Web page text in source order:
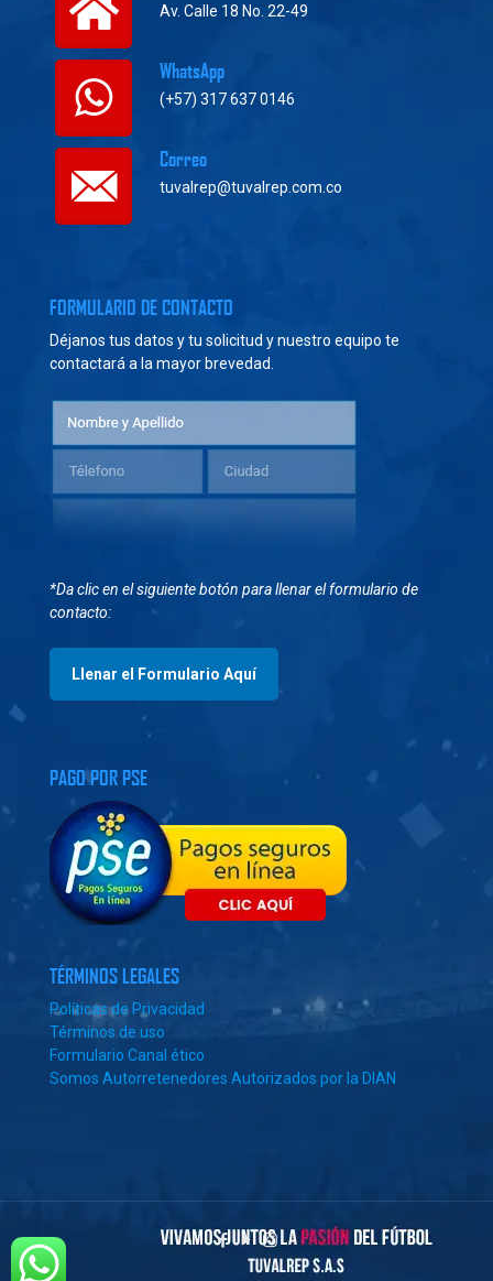
Av. Calle 18 No. 22-49
WhatsApp
(+57) 317 637 0146
Correo
tuvalrep@tuvalrep.com.co
FORMULARIO DE CONTACTO
Déjanos tus datos y tu solicitud y nuestro equipo te
contactará a la mayor brevedad.
*Da clic en el siguiente botón para llenar el formulario de
contacto:
Llenar el Formulario Aquí
PAGO POR PSE
TÉRMINOS LEGALES
Políticas de Privacidad
Términos de uso
Formulario Canal ético
Somos Autorretenedores Autorizados por la DIAN